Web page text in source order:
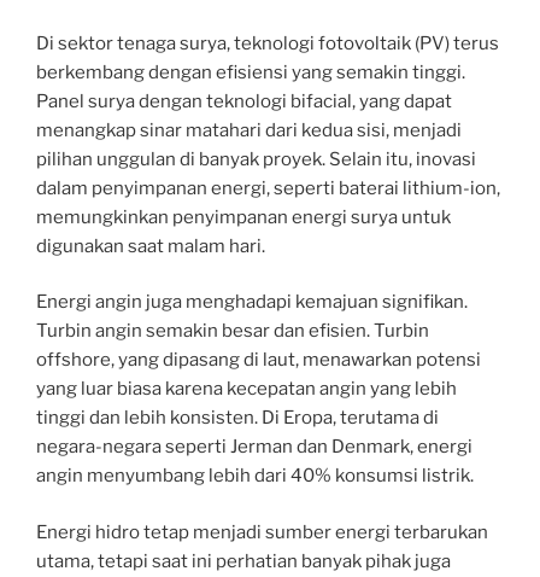
Di sektor tenaga surya, teknologi fotovoltaik (PV) terus
berkembang dengan efisiensi yang semakin tinggi.
Panel surya dengan teknologi bifacial, yang dapat
menangkap sinar matahari dari kedua sisi, menjadi
pilihan unggulan di banyak proyek. Selain itu, inovasi
dalam penyimpanan energi, seperti baterai lithium-ion,
memungkinkan penyimpanan energi surya untuk
digunakan saat malam hari.
Energi angin juga menghadapi kemajuan signifikan.
Turbin angin semakin besar dan efisien. Turbin
offshore, yang dipasang di laut, menawarkan potensi
yang luar biasa karena kecepatan angin yang lebih
tinggi dan lebih konsisten. Di Eropa, terutama di
negara-negara seperti Jerman dan Denmark, energi
angin menyumbang lebih dari 40% konsumsi listrik.
Energi hidro tetap menjadi sumber energi terbarukan
utama, tetapi saat ini perhatian banyak pihak juga